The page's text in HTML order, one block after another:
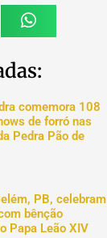
comemora 108
de forró nas
Pedra Pão de
PB, celebram
bênção
Papa Leão XIV